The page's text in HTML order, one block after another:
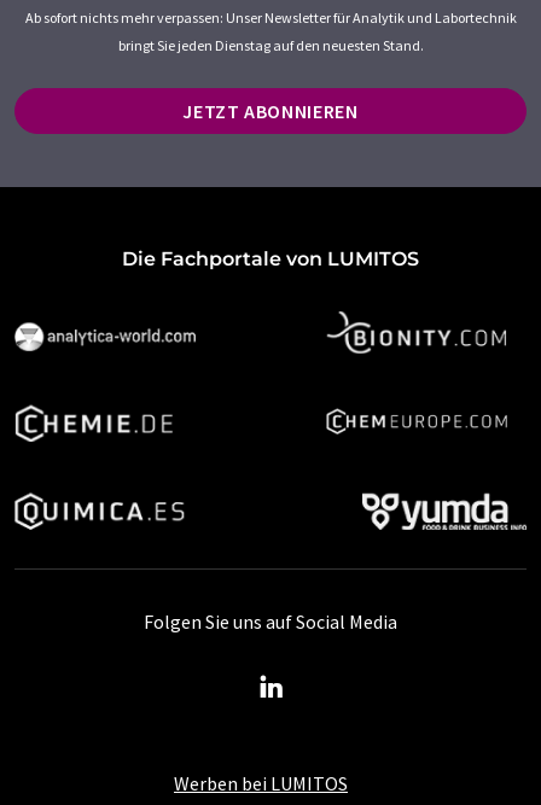
Ab sofort nichts mehr verpassen: Unser Newsletter für Analytik und Labortechnik
bringt Sie jeden Dienstag auf den neuesten Stand.
JETZT ABONNIEREN
Die Fachportale von LUMITOS
Werben bei LUMITOS
Folgen Sie uns auf Social Media